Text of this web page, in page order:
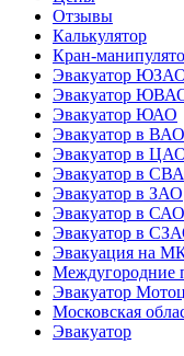
Отзывы
Калькулятор
Кран-
Эвакуатор
Эвакуатор
Эвакуатор ЮАО
Эвакуатор в ВАО
Эвакуатор в
Эвакуатор в
Эвакуатор в ЗАО
Эвакуатор в САО
Эвакуатор в
Эвакуация на
Междугородние
Эвакуатор
Московская
Эвакуатор